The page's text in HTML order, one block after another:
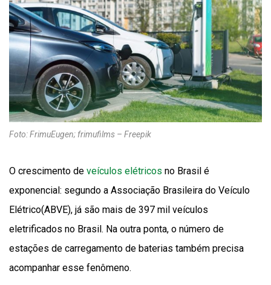
Foto: FrimuEugen; frimufilms – Freepik
O crescimento de veículos elétricos no Brasil é
exponencial: segundo a Associação Brasileira do Veículo
Elétrico(ABVE), já são mais de 397 mil veículos
eletrificados no Brasil. Na outra ponta, o número de
estações de carregamento de baterias também precisa
acompanhar esse fenômeno.